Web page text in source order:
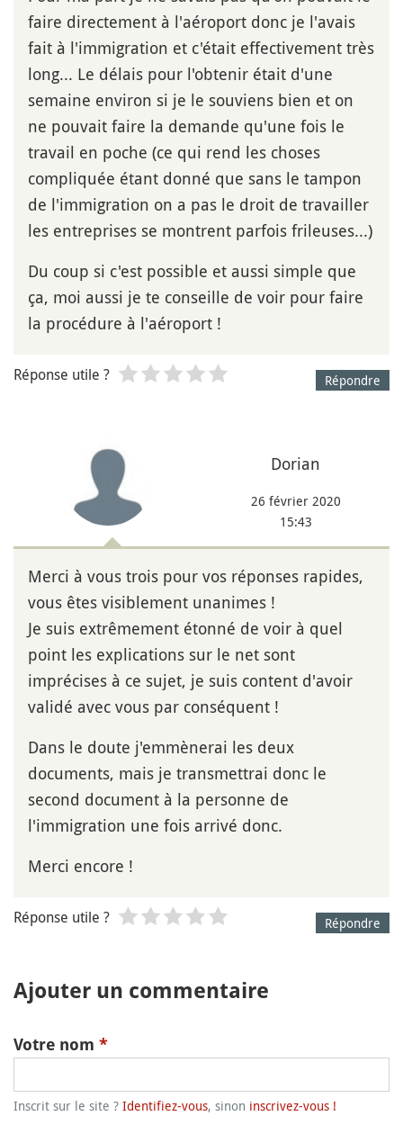
faire directement à l'aéroport donc je l'avais
fait à l'immigration et c'était effectivement très
long... Le délais pour l'obtenir était d'une
semaine environ si je le souviens bien et on
ne pouvait faire la demande qu'une fois le
travail en poche (ce qui rend les choses
compliquée étant donné que sans le tampon
de l'immigration on a pas le droit de travailler
les entreprises se montrent parfois frileuses...)
Du coup si c'est possible et aussi simple que
ça, moi aussi je te conseille de voir pour faire
la procédure à l'aéroport !
Répondre
Réponse utile ?
Dorian
26 février 2020
15:43
Merci à vous trois pour vos réponses rapides,
vous êtes visiblement unanimes !
Je suis extrêmement étonné de voir à quel
point les explications sur le net sont
imprécises à ce sujet, je suis content d'avoir
validé avec vous par conséquent !
Dans le doute j'emmènerai les deux
documents, mais je transmettrai donc le
second document à la personne de
l'immigration une fois arrivé donc.
Merci encore !
Répondre
Réponse utile ?
Ajouter un commentaire
Votre nom *
Inscrit sur le site ? Identifiez-vous, sinon inscrivez-vous !